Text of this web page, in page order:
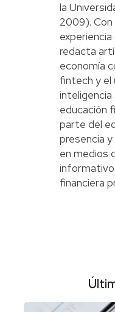
la
2009). Con
redacta
economía
fintech y el
educación
parte del
presencia
en medios
financiera